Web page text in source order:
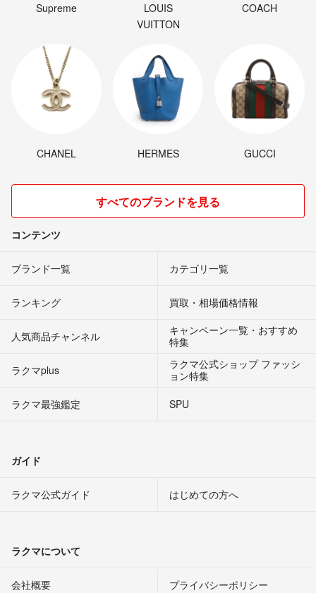
Supreme
LOUIS
VUITTON
COACH
CHANEL HERMES GUCCI
すべてのブランドを見る
コンテンツ
ブランド一覧 カテゴリ一覧
ランキング 買取・相場価格情報
人気商品チャンネル
キャンペーン一覧・おすすめ
特集
ラクマplus
ラクマ公式ショップ ファッシ
ョン特集
ラクマ最強鑑定
SPU
ガイド
ラクマ公式ガイド はじめての方へ
ラクマについて
会社概要 プライバシーポリシー